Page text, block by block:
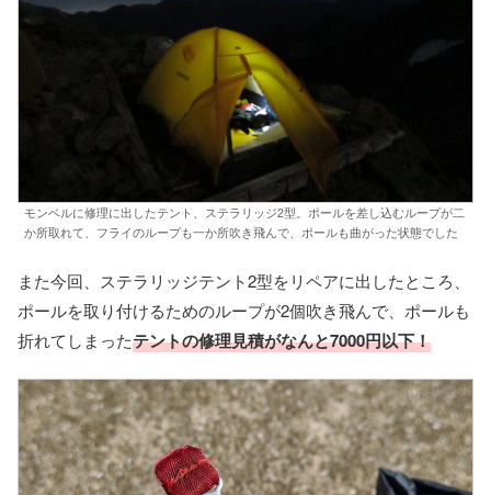
モンベルに修理に出したテント、ステラリッジ2型。ポールを差し込むループが二
か所取れて、フライのループも一か所吹き飛んで、ポールも曲がった状態でした
また今回、ステラリッジテント2型をリペアに出したところ、
ポールを取り付けるためのループが2個吹き飛んで、ポールも
折れてしまったテントの修理見積がなんと7000円以下！